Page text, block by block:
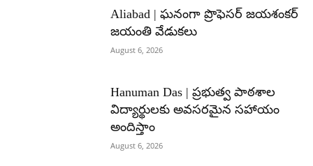
Aliabad | ఘనంగా ప్రొఫెసర్ జయశంకర్
జయంతి వేడుకలు
August 6, 2026
Hanuman Das | ప్రభుత్వ పాఠశాల
విద్యార్థులకు అవసరమైన సహాయం
అందిస్తాం
August 6, 2026